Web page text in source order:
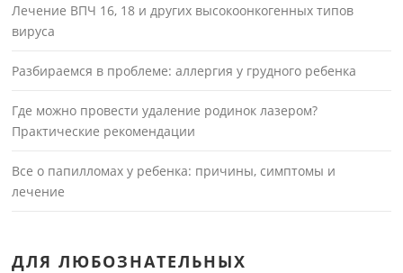
Лечение ВПЧ 16, 18 и других высокоонкогенных типов
вируса
Разбираемся в проблеме: аллергия у грудного ребенка
Где можно провести удаление родинок лазером?
Практические рекомендации
Все о папилломах у ребенка: причины, симптомы и
лечение
ДЛЯ ЛЮБОЗНАТЕЛЬНЫХ